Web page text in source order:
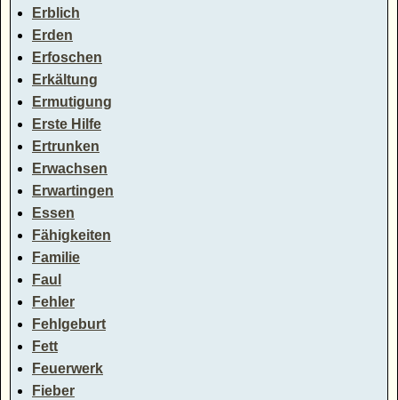
Erblich
Erden
Erfoschen
Erkältung
Ermutigung
Erste Hilfe
Ertrunken
Erwachsen
Erwartingen
Essen
Fähigkeiten
Familie
Faul
Fehler
Fehlgeburt
Fett
Feuerwerk
Fieber